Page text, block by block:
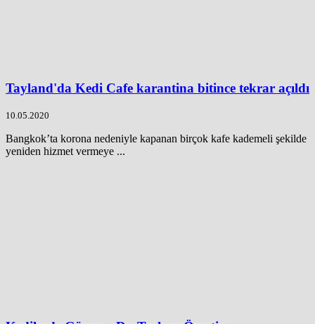
Tayland'da Kedi Cafe karantina bitince tekrar açıldı
10.05.2020
Bangkok’ta korona nedeniyle kapanan birçok kafe kademeli şekilde
yeniden hizmet vermeye ...